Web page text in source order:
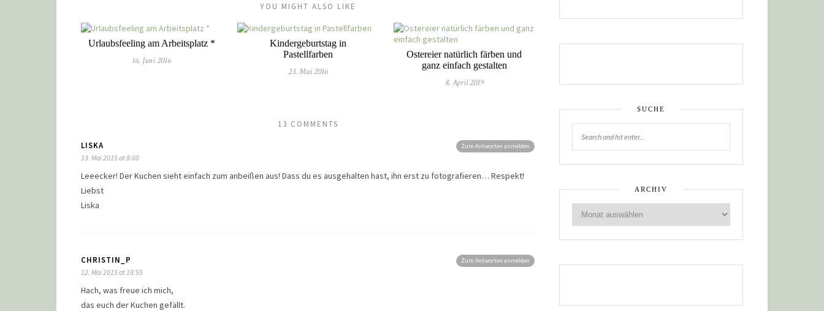
YOU MIGHT ALSO LIKE
Urlaubsfeeling am Arbeitsplatz *
16. Juni 2016
Kindergeburtstag in
Pastellfarben
23. Mai 2016
Ostereier natürlich färben und
ganz einfach gestalten
8. April 2019
13 COMMENTS
Zum Antworten anmelden
LISKA
13. Mai 2015 at 8:00
Leeecker! Der Kuchen sieht einfach zum anbeißen aus! Dass du es ausgehalten hast, ihn erst zu fotografieren… Respekt!
Liebst
Liska
Zum Antworten anmelden
CHRISTIN_P
12. Mai 2015 at 18:55
Hach, was freue ich mich,
das euch der Kuchen gefällt.
SUCHE
ARCHIV